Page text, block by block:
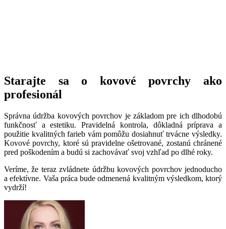
Starajte sa o kovové povrchy ako
profesionál
Správna údržba kovových povrchov je základom pre ich dlhodobú
funkčnosť a estetiku. Pravidelná kontrola, dôkladná príprava a
použitie kvalitných farieb vám pomôžu dosiahnuť trvácne výsledky.
Kovové povrchy, ktoré sú pravidelne ošetrované, zostanú chránené
pred poškodením a budú si zachovávať svoj vzhľad po dlhé roky.
Veríme, že teraz zvládnete údržbu kovových povrchov jednoducho
a efektívne. Vaša práca bude odmenená kvalitným výsledkom, ktorý
vydrží!